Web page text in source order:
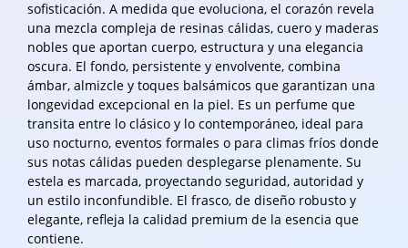
sofisticación. A medida que evoluciona, el corazón revela
una mezcla compleja de resinas cálidas, cuero y maderas
nobles que aportan cuerpo, estructura y una elegancia
oscura. El fondo, persistente y envolvente, combina
ámbar, almizcle y toques balsámicos que garantizan una
longevidad excepcional en la piel. Es un perfume que
transita entre lo clásico y lo contemporáneo, ideal para
uso nocturno, eventos formales o para climas fríos donde
sus notas cálidas pueden desplegarse plenamente. Su
estela es marcada, proyectando seguridad, autoridad y
un estilo inconfundible. El frasco, de diseño robusto y
elegante, refleja la calidad premium de la esencia que
contiene.